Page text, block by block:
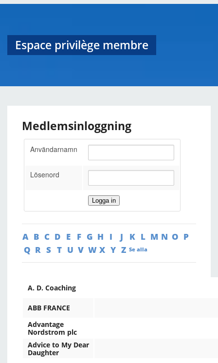
Espace privilège membre
Medlemsinloggning
Användarnamn
Lösenord
A B C D E F G H I J K L M N O P
Q R S T U V W X Y Z Se alla
A. D. Coaching
ABB FRANCE
Advantage
Nordstrom plc
Advice to My Dear
Daughter